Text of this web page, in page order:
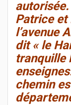
Patrice et
l’avenue
dit « le
tranquille
chemin